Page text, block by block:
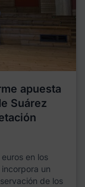
apuesta
Suárez
en los
un
de los